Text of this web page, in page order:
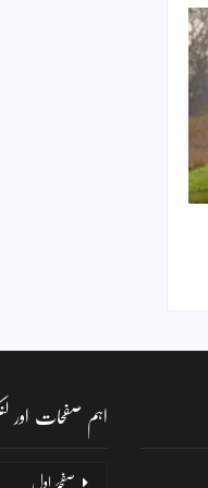
اہم صفحات اور
صفحۂ اول